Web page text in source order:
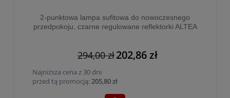
2-punktowa lampa sufitowa do nowoczesnego
przedpokoju, czarne regulowane reflektorki ALTEA
294,00 zł202,86 zł
Najniższa cena z 30 dni
przed tą promocją:205,80 zł